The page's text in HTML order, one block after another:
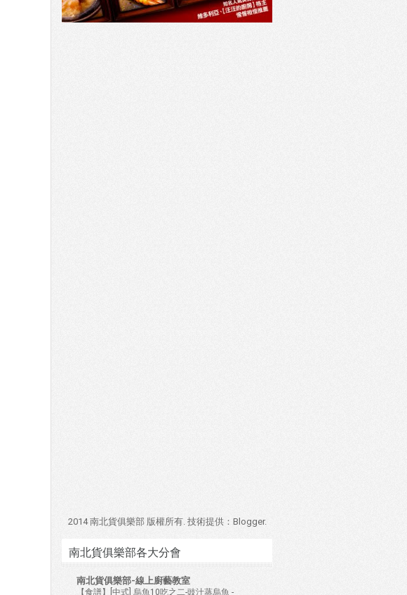
2014 南北貨俱樂部 版權所有. 技術提供： Blogger.
南北貨俱樂部各大分會
南北貨俱樂部-線上廚藝教室
【食譜】[中式] 烏魚10吃之二-豉汁蒸烏魚 -